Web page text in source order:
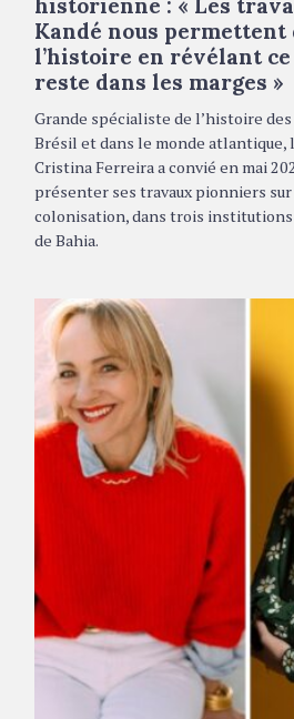
R
I
E
S
Kandé nous
l’histoire en révélant ce
reste dans les marges »
Grande spécialiste de l’histoire
Brésil et dans le monde atlantique,
Cristina Ferreira a convié en mai
présenter ses travaux pionniers sur
colonisation, dans trois institutions
de Bahia.